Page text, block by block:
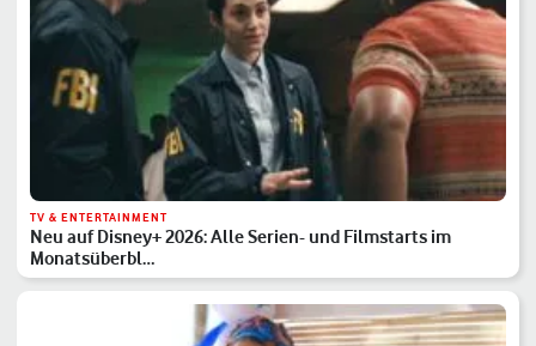
TV & ENTERTAINMENT
Neu auf Disney+ 2026: Alle Serien- und Filmstarts im
Monatsüberbl…